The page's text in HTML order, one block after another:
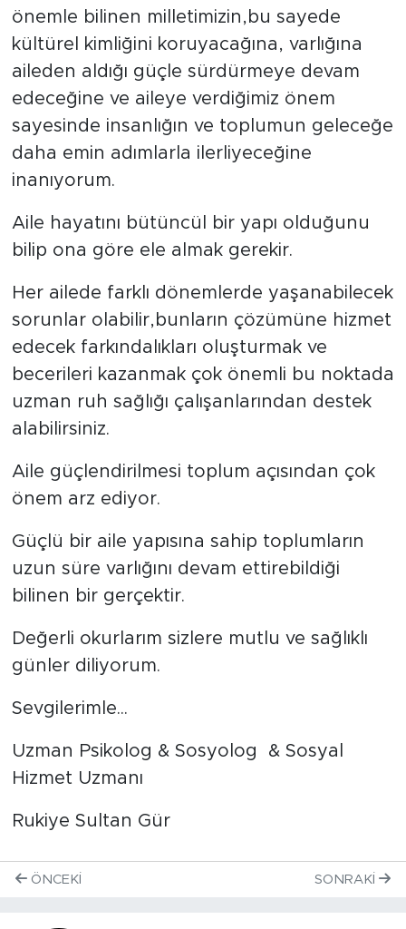
önemle bilinen milletimizin,bu sayede
kültürel kimliğini koruyacağına, varlığına
aileden aldığı güçle sürdürmeye devam
edeceğine ve aileye verdiğimiz önem
sayesinde insanlığın ve toplumun geleceğe
daha emin adımlarla ilerliyeceğine
inanıyorum.
Aile hayatını bütüncül bir yapı olduğunu
bilip ona göre ele almak gerekir.
Her ailede farklı dönemlerde yaşanabilecek
sorunlar olabilir,bunların çözümüne hizmet
edecek farkındalıkları oluşturmak ve
becerileri kazanmak çok önemli bu noktada
uzman ruh sağlığı çalışanlarından destek
alabilirsiniz.
Aile güçlendirilmesi toplum açısından çok
önem arz ediyor.
Güçlü bir aile yapısına sahip toplumların
uzun süre varlığını devam ettirebildiği
bilinen bir gerçektir.
Değerli okurlarım sizlere mutlu ve sağlıklı
günler diliyorum.
Sevgilerimle...
Uzman Psikolog & Sosyolog & Sosyal
Hizmet Uzmanı
Rukiye Sultan Gür
ÖNCEKI SONRAKI